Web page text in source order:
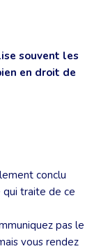
souvent les
en droit de
conclu
qui traite de ce
pas le
vous rendez